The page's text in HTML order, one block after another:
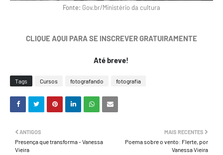
Fonte: Gov.br/Ministério da cultura
CLIQUE AQUI PARA SE INSCREVER GRATUIRAMENTE
Até breve!
Tags Cursos fotografando fotografia
MAIS RECENTES
Poema sobre o vento: Flerte, por
Vanessa Vieira
ANTIGOS
Presença que transforma - Vanessa
Vieira